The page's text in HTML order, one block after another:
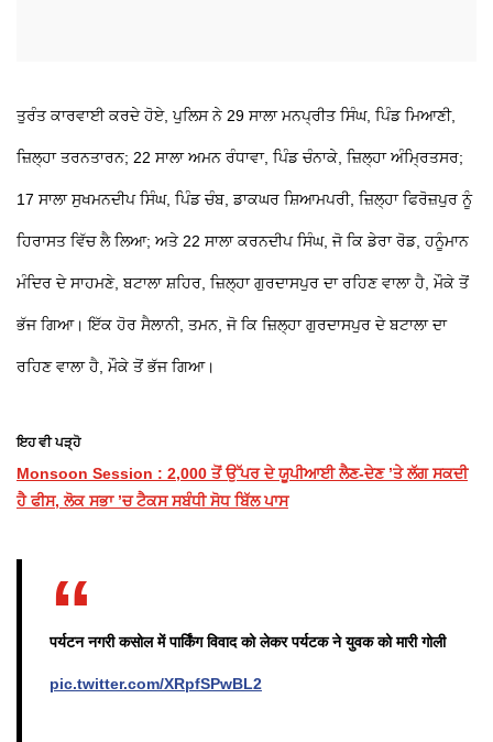
ਤੁਰੰਤ ਕਾਰਵਾਈ ਕਰਦੇ ਹੋਏ, ਪੁਲਿਸ ਨੇ 29 ਸਾਲਾ ਮਨਪ੍ਰੀਤ ਸਿੰਘ, ਪਿੰਡ ਮਿਆਣੀ,
ਜ਼ਿਲ੍ਹਾ ਤਰਨਤਾਰਨ; 22 ਸਾਲਾ ਅਮਨ ਰੰਧਾਵਾ, ਪਿੰਡ ਚੰਨਾਕੇ, ਜ਼ਿਲ੍ਹਾ ਅੰਮ੍ਰਿਤਸਰ;
17 ਸਾਲਾ ਸੁਖਮਨਦੀਪ ਸਿੰਘ, ਪਿੰਡ ਚੰਬ, ਡਾਕਘਰ ਸ਼ਿਆਮਪਰੀ, ਜ਼ਿਲ੍ਹਾ ਫਿਰੋਜ਼ਪੁਰ ਨੂੰ
ਹਿਰਾਸਤ ਵਿੱਚ ਲੈ ਲਿਆ; ਅਤੇ 22 ਸਾਲਾ ਕਰਨਦੀਪ ਸਿੰਘ, ਜੋ ਕਿ ਡੇਰਾ ਰੋਡ, ਹਨੂੰਮਾਨ
ਮੰਦਿਰ ਦੇ ਸਾਹਮਣੇ, ਬਟਾਲਾ ਸ਼ਹਿਰ, ਜ਼ਿਲ੍ਹਾ ਗੁਰਦਾਸਪੁਰ ਦਾ ਰਹਿਣ ਵਾਲਾ ਹੈ, ਮੌਕੇ ਤੋਂ
ਭੱਜ ਗਿਆ। ਇੱਕ ਹੋਰ ਸੈਲਾਨੀ, ਤਮਨ, ਜੋ ਕਿ ਜ਼ਿਲ੍ਹਾ ਗੁਰਦਾਸਪੁਰ ਦੇ ਬਟਾਲਾ ਦਾ
ਰਹਿਣ ਵਾਲਾ ਹੈ, ਮੌਕੇ ਤੋਂ ਭੱਜ ਗਿਆ।
ਇਹ ਵੀ ਪੜ੍ਹੋ
Monsoon Session : 2,000 ਤੋਂ ਉੱਪਰ ਦੇ ਯੂਪੀਆਈ ਲੈਣ-ਦੇਣ ’ਤੇ ਲੱਗ ਸਕਦੀ
ਹੈ ਫੀਸ, ਲੋਕ ਸਭਾ ’ਚ ਟੈਕਸ ਸਬੰਧੀ ਸੋਧ ਬਿੱਲ ਪਾਸ
पर्यटन नगरी कसोल में पार्किंग विवाद को लेकर पर्यटक ने युवक को मारी गोली
pic.twitter.com/XRpfSPwBL2